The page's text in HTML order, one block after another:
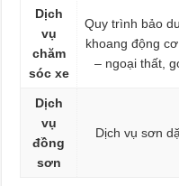
Dịch
vụ
chăm
sóc xe
Quy trình bảo
khoang động
– ngoại thất,
Dịch
vụ
đồng
sơn
Dịch vụ sơn